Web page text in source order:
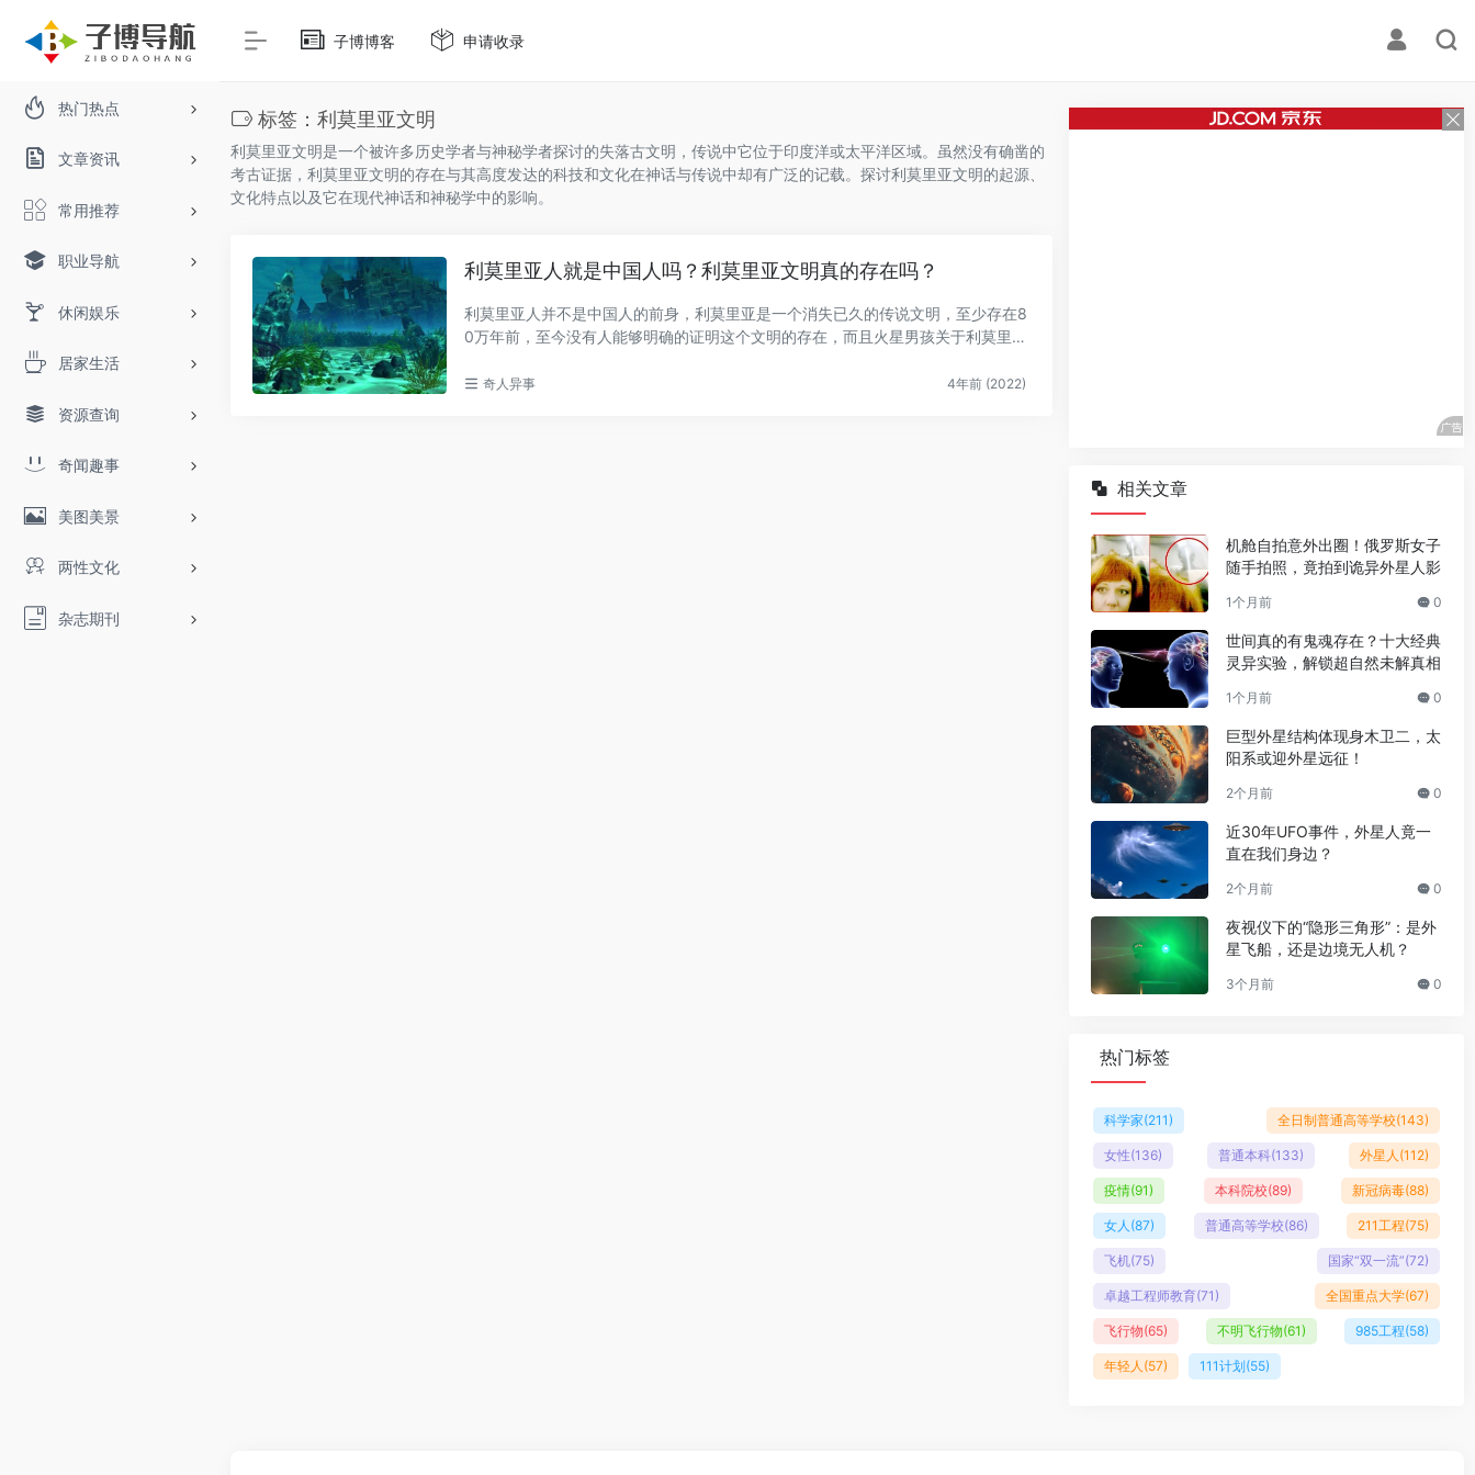
热门热点
文章资讯
常用推荐
职业导航
休闲娱乐
居家生活
资源查询
奇闻趣事
美图美景
两性文化
杂志期刊
子博博客 申请收录
标签：利莫里亚文明
利莫里亚文明是一个被许多历史学者与神秘学者探讨的失落古文明，传说中它位于印度洋或太平洋区域。虽然没有确凿的
考古证据，利莫里亚文明的存在与其高度发达的科技和文化在神话与传说中却有广泛的记载。探讨利莫里亚文明的起源、
文化特点以及它在现代神话和神秘学中的影响。
利莫里亚人就是中国人吗？利莫里亚文明真的存在吗？
利莫里亚人并不是中国人的前身，利莫里亚是一个消失已久的传说文明，至少存在8
0万年前，至今没有人能够明确的证明这个文明的存在，而且火星男孩关于利莫里
奇人异事 4年前 (2022)
相关文章
机舱自拍意外出圈！俄罗斯女子
随手拍照，竟拍到诡异外星人影
1个月前 0
世间真的有鬼魂存在？十大经典
灵异实验，解锁超自然未解真相
1个月前 0
巨型外星结构体现身木卫二，太
阳系或迎外星远征！
2个月前 0
近30年UFO事件，外星人竟一
直在我们身边？
2个月前 0
夜视仪下的“隐形三角形”：是外
星飞船，还是边境无人机？
3个月前 0
热门标签
科学家(211) 全日制普通高等学校(143)
女性(136) 普通本科(133) 外星人 (112)
疫情(91) 本科院校(89) 新冠病毒(88)
女人 (87) 普通高等学校(86) 211工程(75)
飞机(75) 国家“双一流”(72)
卓越工程师教育(71) 全国重点大学(67)
飞行物(65) 不明飞行物(61) 985工程(58)
年轻人 (57) 111计划(55)